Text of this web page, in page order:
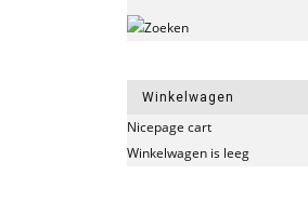
Winkelwagen
Nicepage cart
Winkelwagen is leeg